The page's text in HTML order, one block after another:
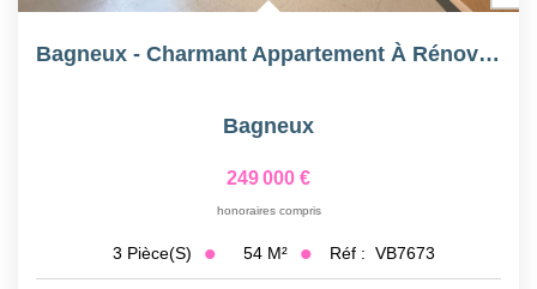
Bagneux - Charmant Appartement À Rénover - Place Dampierre
Bagneux
249 000 €
honoraires compris
3 Pièce(s) 54 M² Réf : VB7673